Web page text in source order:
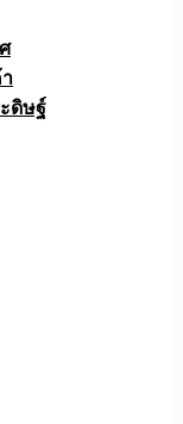
ดิษฐ์